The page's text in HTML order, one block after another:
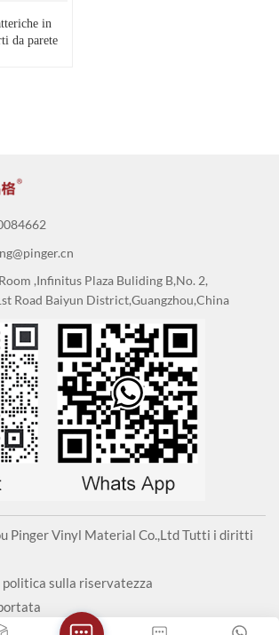
in
da parete
,Infinitus Plaza Buliding B,No. 2,
Road Baiyun District,Guangzhou,China
Pinger Vinyl Material Co.,Ltd Tutti i diritti
politica sulla riservatezza